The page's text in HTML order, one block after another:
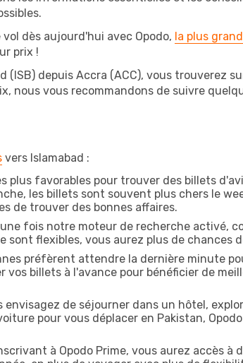
dès aujourd'hui avec Opodo, la plus
prix !
depuis Accra (ACC), vous trouverez
nous vous recommandons de suivre
vers Islamabad :
plus favorables pour trouver des billets
les billets sont souvent plus chers le
de trouver des bonnes affaires.
une fois notre moteur de recherche activé,
sont flexibles, vous aurez plus de chances
préfèrent attendre la dernière minute
vos billets à l'avance pour bénéficier de
envisagez de séjourner dans un hôtel,
pour vous déplacer en Pakistan,
à Opodo Prime, vous aurez accès à